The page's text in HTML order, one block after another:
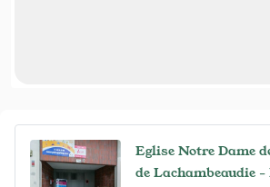
Eglise Notre Dame
de Lachambeaudie -